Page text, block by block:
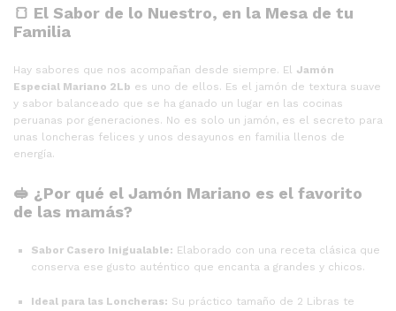
🍞 El Sabor de lo Nuestro, en la Mesa de tu
Familia
Hay sabores que nos acompañan desde siempre. El Jamón
Especial Mariano 2Lb es uno de ellos. Es el jamón de textura suave
y sabor balanceado que se ha ganado un lugar en las cocinas
peruanas por generaciones. No es solo un jamón, es el secreto para
unas loncheras felices y unos desayunos en familia llenos de
energía.
🥪 ¿Por qué el Jamón Mariano es el favorito
de las mamás?
Sabor Casero Inigualable: Elaborado con una receta clásica que
conserva ese gusto auténtico que encanta a grandes y chicos.
Ideal para las Loncheras: Su práctico tamaño de 2 Libras te